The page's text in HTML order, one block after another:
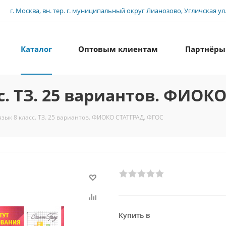
г. Москва, вн. тер. г. муниципальный округ Лианозово, Угличская
Каталог Оптовым клиентам Партнёры
ТЗ. 25 вариантов.
8 класс. ТЗ. 25 вариантов. ФИОКО СТАТГРАД. ФГОС
Купить в